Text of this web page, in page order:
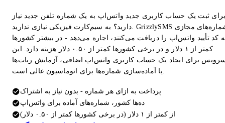
ثبت یک حساب کاربری جدید واتس‌اپ به یک شماره تلفن جدید نیاز
دارید؟ به سیم‌کارت فیزیکی نیازی ندارید. GrizzlySMS شماره‌های مجازی
کد تأیید واتس‌اپ را دریافت می‌کنند، اجاره می‌دهد - در بیشتر کشورها
کمتر از ۱ دلار و در برخی کشورها کمتر از ۰.۵۰ دلار هزینه دارد. این
برای ایجاد یک حساب کاربری واتس‌اپ اضافی، آزمایش ربات‌ها
یا آماده‌سازی شماره‌ها برای اتوماسیون عالی است.
پرداخت به ازای هر شماره - بدون نیاز به اشتراک
ده‌ها کشور، شماره‌های آماده برای واتس‌اپ
از کمتر از ۱ دلار (در برخی کشورها کمتر از ۰.۵۰ دلار)